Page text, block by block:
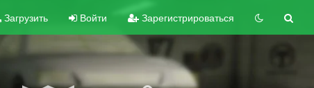
Загрузить Войти Зарегистрироваться